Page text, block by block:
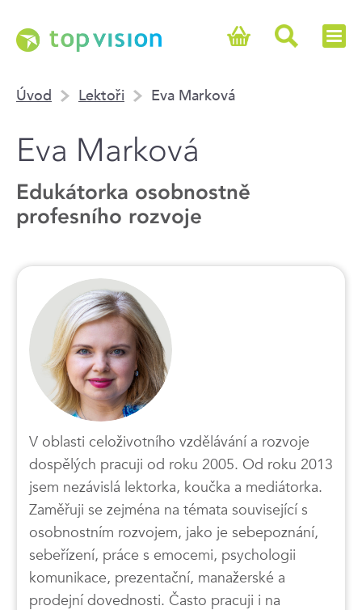
Úvod Lektoři Eva Marková
Eva Marková
Edukátorka osobnostně
profesního rozvoje
V oblasti celoživotního vzdělávání a rozvoje
dospělých pracuji od roku 2005. Od roku 2013
jsem nezávislá lektorka, koučka a mediátorka.
Zaměřuji se zejména na témata související s
osobnostním rozvojem, jako je sebepoznání,
sebeřízení, práce s emocemi, psychologii
komunikace, prezentační, manažerské a
prodejní dovednosti. Často pracuji i na